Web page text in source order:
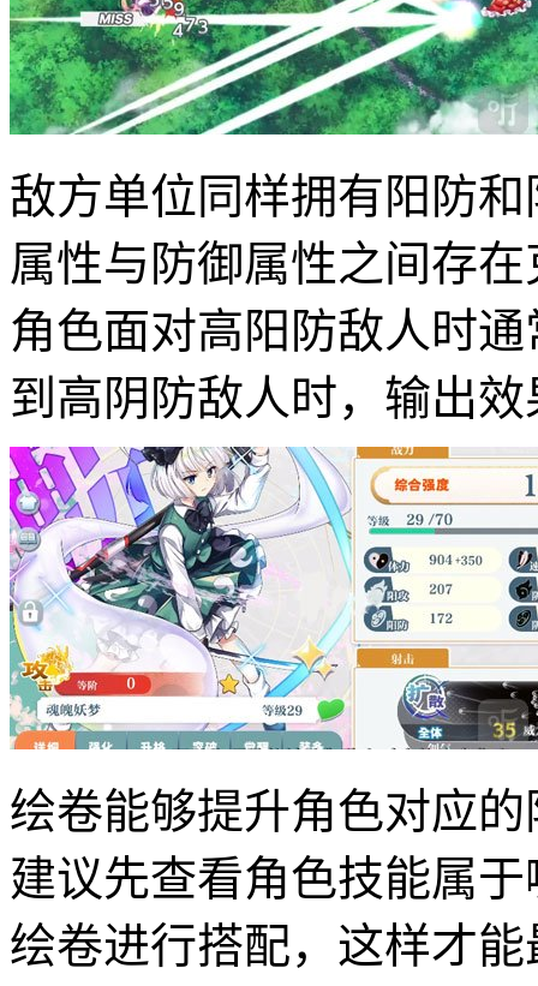
敌方单位同样拥有阳防
属性与防御属性之间存
角色面对高阳防敌人时
到高阴防敌人时，输出
绘卷能够提升角色对应
建议先查看角色技能属
绘卷进行搭配，这样才